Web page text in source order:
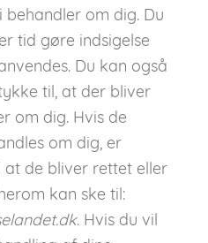
behandler om dig. Du
tid gøre indsigelse
Du kan også
til, at der bliver
om dig. Hvis de
om dig, er
de bliver rettet eller
kan ske til:
. Hvis du vil